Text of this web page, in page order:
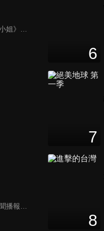
有別於一般的娛樂新聞播報，透過遊戲、粉絲互動認識大明星們的真性情，歌唱單元讓你享受歌手們天籟般的歌聲，各式專題報導是為最佳懶人包，掌握最新娛樂動態，求新求變的節目單元刺激你的感官、滿足你的視覺，帶給你滿滿的歡笑，洗去整日的疲憊！
6
7
8